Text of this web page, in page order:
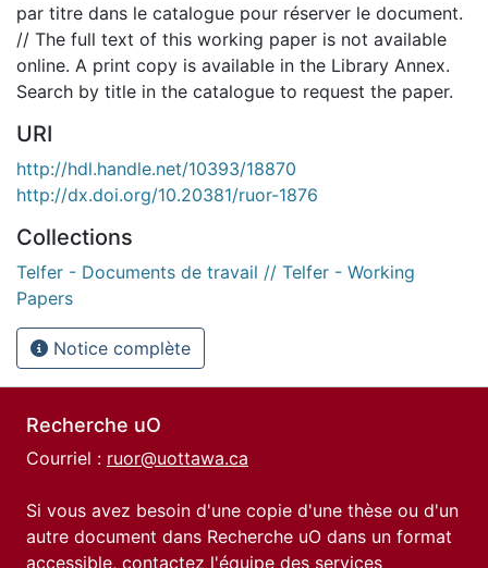
par titre dans le catalogue pour réserver le document.
// The full text of this working paper is not available
online. A print copy is available in the Library Annex.
Search by title in the catalogue to request the paper.
URI
http://hdl.handle.net/10393/18870
http://dx.doi.org/10.20381/ruor-1876
Collections
Telfer - Documents de travail // Telfer - Working
Papers
Notice complète
Recherche uO
Courriel : ruor@uottawa.ca
Si vous avez besoin d'une copie d'une thèse ou d'un
autre document dans Recherche uO dans un format
accessible, contactez l'équipe des services